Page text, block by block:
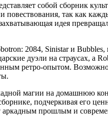
собой сборник
так как
идея
2084, Sinistar и
дуэли на страусах, а
ретро-опытом.
магии на домашнюю
подчеркивая его
прошлым и